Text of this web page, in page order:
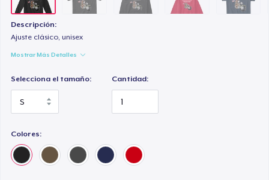
Descripción:
Ajuste clásico, unisex
Mostrar Más Detalles
Selecciona el tamaño: Cantidad:
Colores: